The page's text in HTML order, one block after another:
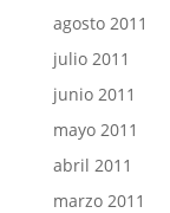
agosto 2011
julio 2011
junio 2011
mayo 2011
abril 2011
marzo 2011